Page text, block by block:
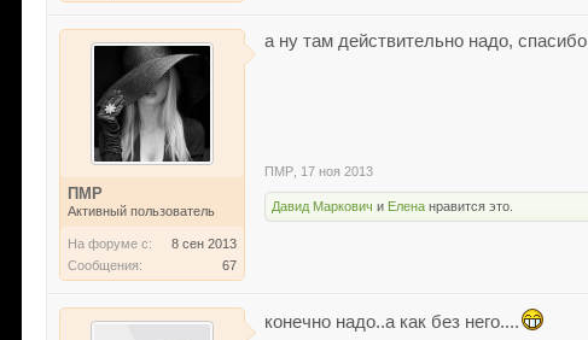
ПМР
Активный пользователь
На форуме с:
8 сен 2013
Сообщения:
67
а ну там действительно надо, спасибо
ПМР 17 ноя 2013
Давид Маркович и Елена нравится это.
конечно надо..а как без него....